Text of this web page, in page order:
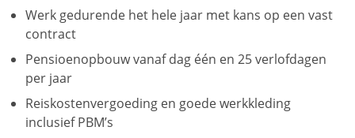
Werk gedurende het hele jaar met kans op een vast
contract
Pensioenopbouw vanaf dag één en 25 verlofdagen
per jaar
Reiskostenvergoeding en goede werkkleding
inclusief PBM’s